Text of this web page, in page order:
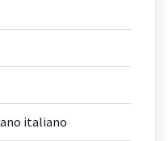
italiano